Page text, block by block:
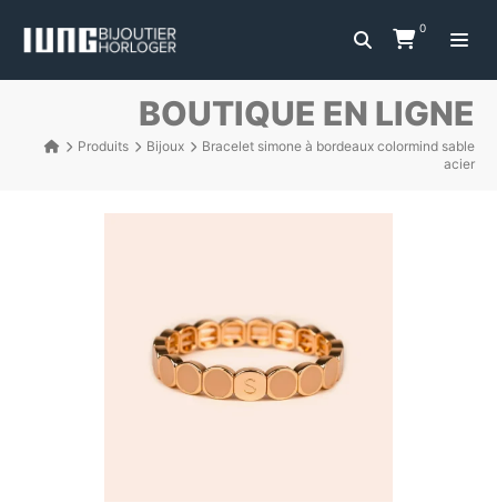
0
BOUTIQUE EN LIGNE
Produits Bijoux
Bracelet simone à bordeaux colormind sable
acier